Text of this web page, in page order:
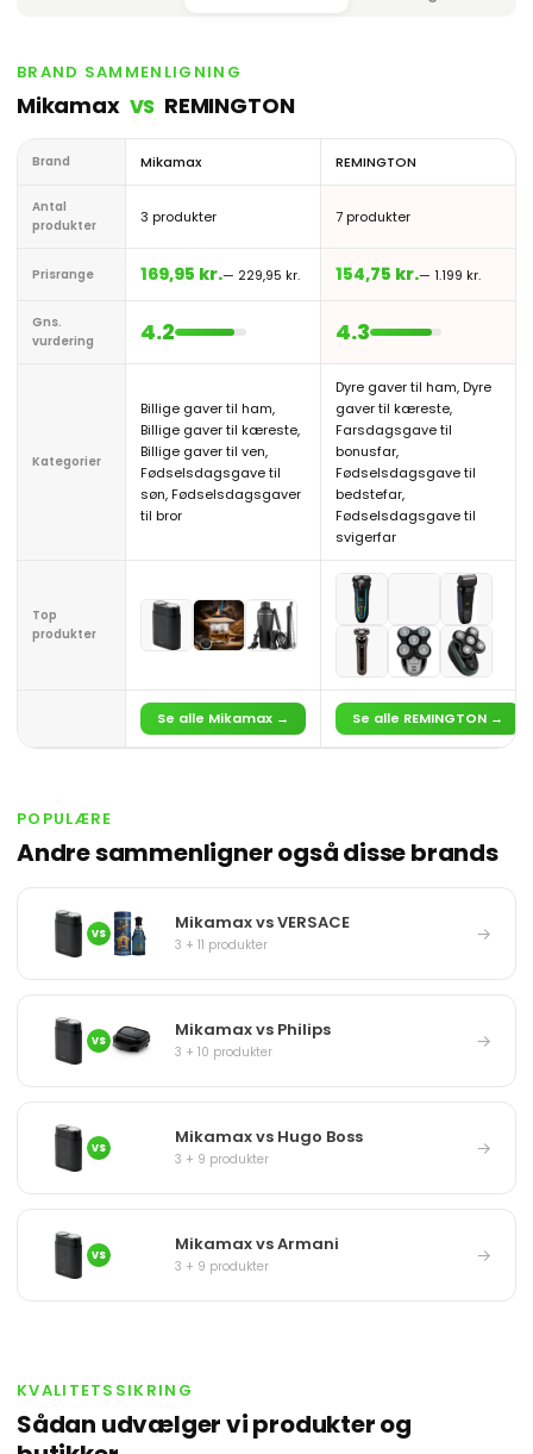
BRAND SAMMENLIGNING
Mikamax VS REMINGTON
Brand Mikamax REMINGTON
Antal
produkter
3 produkter 7 produkter
Prisrange 169,95 kr.— 229,95 kr. 154,75 kr.— 1.199 kr.
Gns.
vurdering
4.2 4.3
Kategorier
Billige gaver til ham,
Billige gaver til kæreste,
Billige gaver til ven,
Fødselsdagsgave til
søn, Fødselsdagsgaver
til bror
Dyre gaver til ham, Dyre
gaver til kæreste,
Farsdagsgave til
bonusfar,
Fødselsdagsgave til
bedstefar,
Fødselsdagsgave til
svigerfar
Top
produkter
Se alle Mikamax → Se alle REMINGTON →
POPULÆRE
Andre sammenligner også disse brands
VS Mikamax vs VERSACE
3 + 11 produkter →
VS Mikamax vs Philips
3 + 10 produkter →
VS Mikamax vs Hugo Boss
3 + 9 produkter →
VS Mikamax vs Armani
3 + 9 produkter →
KVALITETSSIKRING
Sådan udvælger vi produkter og